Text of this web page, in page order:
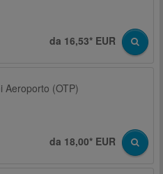
da 16,53* EUR
Aeroporto (OTP)
da 18,00* EUR